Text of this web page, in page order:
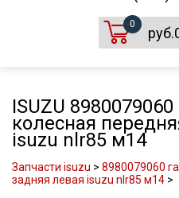
0
ISUZU
колесная
isuzu nlr85 м14
Запчасти isuzu > 8980079060
задняя левая isuzu nlr85 м14 >